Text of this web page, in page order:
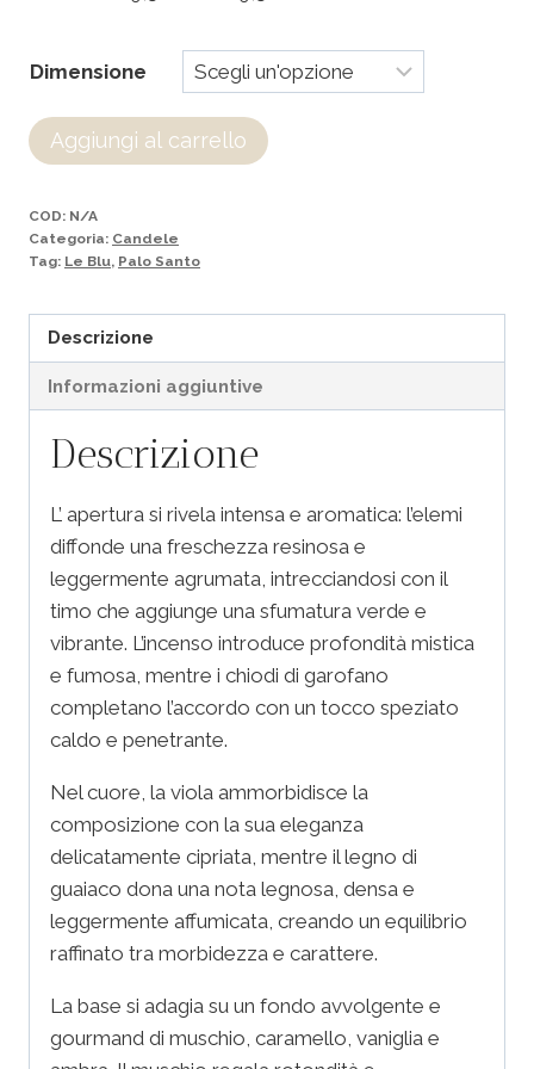
Dimensione
Aggiungi al carrello
COD: N/A
Categoria: Candele
Tag: Le Blu, Palo Santo
Descrizione
Informazioni aggiuntive
Descrizione
L’ apertura si rivela intensa e aromatica: l’elemi
diffonde una freschezza resinosa e
leggermente agrumata, intrecciandosi con il
timo che aggiunge una sfumatura verde e
vibrante. L’incenso introduce profondità mistica
e fumosa, mentre i chiodi di garofano
completano l’accordo con un tocco speziato
caldo e penetrante.
Nel cuore, la viola ammorbidisce la
composizione con la sua eleganza
delicatamente cipriata, mentre il legno di
guaiaco dona una nota legnosa, densa e
leggermente affumicata, creando un equilibrio
raffinato tra morbidezza e carattere.
La base si adagia su un fondo avvolgente e
gourmand di muschio, caramello, vaniglia e